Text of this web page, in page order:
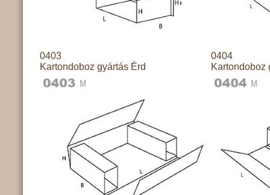
0403
Kartondoboz gyártás Érd
0404
Kartondoboz